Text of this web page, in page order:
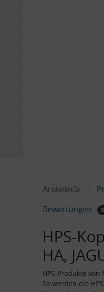
Artikelinfo
Bewertungen
0
HPS-
HA,
HPS-Produkte
So werden die